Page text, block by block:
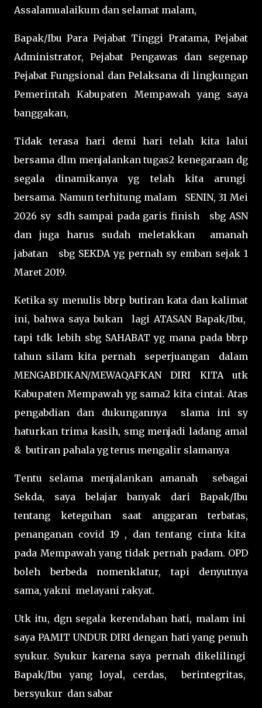
Assalamualaikum dan selamat malam,
Bapak/Ibu Para Pejabat Tinggi Pratama, Pejabat
Administrator, Pejabat Pengawas dan segenap
Pejabat Fungsional dan Pelaksana di lingkungan
Pemerintah Kabupaten Mempawah yang saya
banggakan,
Tidak terasa hari demi hari telah kita lalui
bersama dlm menjalankan tugas2 kenegaraan dg
segala dinamikanya yg telah kita arungi
bersama. Namun terhitung malam SENIN, 31 Mei
2026 sy sdh sampai pada garis finish sbg ASN
dan juga harus sudah meletakkan amanah
jabatan sbg SEKDA yg pernah sy emban sejak 1
Maret 2019.
Ketika sy menulis bbrp butiran kata dan kalimat
ini, bahwa saya bukan lagi ATASAN Bapak/Ibu,
tapi tdk lebih sbg SAHABAT yg mana pada bbrp
tahun silam kita pernah seperjuangan dalam
MENGABDIKAN/MEWAQAFKAN DIRI KITA utk
Kabupaten Mempawah yg sama2 kita cintai. Atas
pengabdian dan dukungannya slama ini sy
haturkan trima kasih, smg menjadi ladang amal
& butiran pahala yg terus mengalir slamanya
Tentu selama menjalankan amanah sebagai
Sekda, saya belajar banyak dari Bapak/Ibu
tentang keteguhan saat anggaran terbatas,
penanganan covid 19 , dan tentang cinta kita
pada Mempawah yang tidak pernah padam. OPD
boleh berbeda nomenklatur, tapi denyutnya
sama, yakni melayani rakyat.
Utk itu, dgn segala kerendahan hati, malam ini
saya PAMIT UNDUR DIRI dengan hati yang penuh
syukur. Syukur karena saya pernah dikelilingi
Bapak/Ibu yang loyal, cerdas, berintegritas,
bersyukur dan sabar